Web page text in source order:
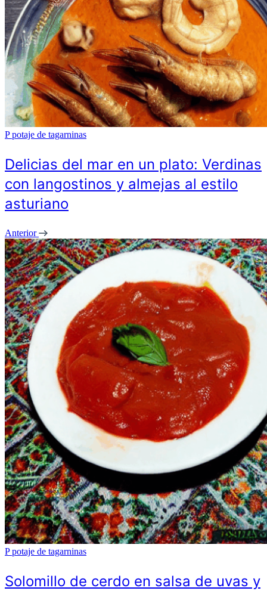
P potaje de tagarninas
Delicias del mar en un plato: Verdinas
con langostinos y almejas al estilo
asturiano
Anterior
P potaje de tagarninas
Solomillo de cerdo en salsa de uvas y